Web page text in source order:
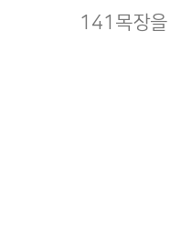
141목장을